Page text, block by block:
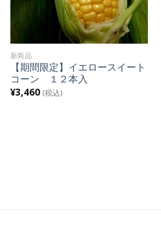
新商品
【期間限定】イエロースイート
コーン １２本入
¥3,460 (税込)